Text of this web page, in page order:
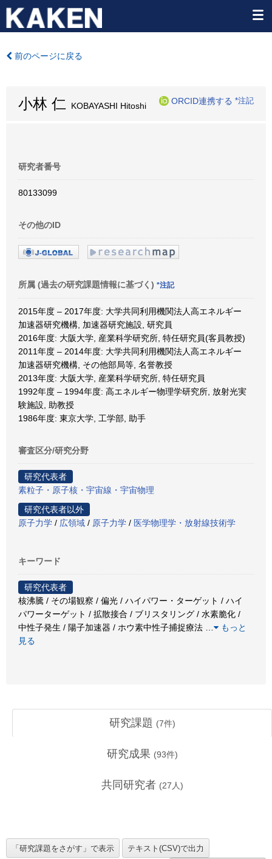
前のページに戻る
小林 仁 KOBAYASHI Hitoshi
ORCID連携する *注記
研究者番号
80133099
その他のID
所属 (過去の研究課題情報に基づく) *注記
2015年度 – 2017年度: 大学共同利用機関法人高エネルギー
加速器研究機構, 加速器研究施設, 研究員
2016年度: 大阪大学, 産業科学研究所, 特任研究員(客員教授)
2011年度 – 2014年度: 大学共同利用機関法人高エネルギー
加速器研究機構, その他部局等, 名誉教授
2013年度: 大阪大学, 産業科学研究所, 特任研究員
1992年度 – 1994年度: 高エネルギー物理学研究所, 放射光実
験施設, 助教授
1986年度: 東京大学, 工学部, 助手
審査区分/研究分野
研究代表者
素粒子・原子核・宇宙線・宇宙物理
研究代表者以外
原子力学 / 広領域 / 原子力学 / 医学物理学・放射線技術学
キーワード
研究代表者
核沸騰 / その場観察 / 偏光 / ハイパワー・ターゲット / ハイ
パワーターゲット / 拡散接合 / ブリスタリング / 水素脆化 /
中性子発生 / 陽子加速器 / ホウ素中性子捕捉療法
もっと
見る
研究課題 (7件)
研究成果 (93件)
共同研究者 (27 人)